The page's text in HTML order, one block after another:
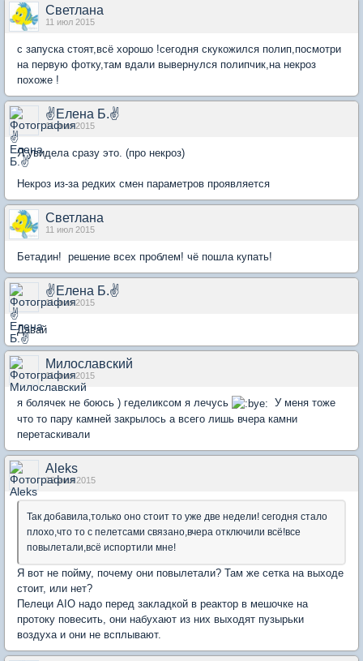
Светлана
11 июл 2015
с запуска стоят,всё хорошо !сегодня скукожился полип,посмотри
на первую фотку,там вдали вывернулся полипчик,на некроз
похоже !
✌Елена Б.✌
11 июл 2015
Я увидела сразу это. (про некроз)
Некроз из-за редких смен параметров проявляется
Светлана
11 июл 2015
Бетадин! решение всех проблем! чё пошла купать!
✌Елена Б.✌
11 июл 2015
Давай
Милославский
11 июл 2015
я болячек не боюсь ) геделиксом я лечусь
У меня тоже
что то пару камней закрылось а всего лишь вчера камни
перетаскивали
Aleks
12 июл 2015
Так добавила,только оно стоит то уже две недели! сегодня стало
плохо,что то с пелетсами связано,вчера отключили всё!все
повылетали,всё испортили мне!
Я вот не пойму, почему они повылетали? Там же сетка на выходе
стоит, или нет?
Пелеци AIO надо перед закладкой в реактор в мешочке на
протоку повесить, они набухают из них выходят пузырьки
воздуха и они не всплывают.